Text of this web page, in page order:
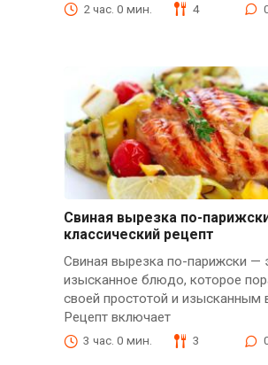
2 час. 0 мин. 4
Свиная вырезка по-
классический рецепт
Свиная вырезка по-парижски —
изысканное блюдо, которое
своей простотой и изысканным
Рецепт включает
3 час. 0 мин. 3